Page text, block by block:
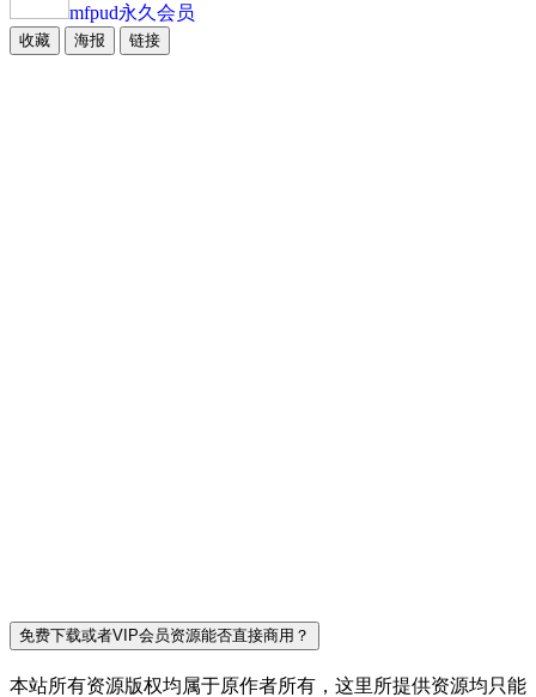
mfpud永久会员
收藏 海报 链接
免费下载或者VIP会员资源能否直接商用？
本站所有资源版权均属于原作者所有，这里所提供资源均只能